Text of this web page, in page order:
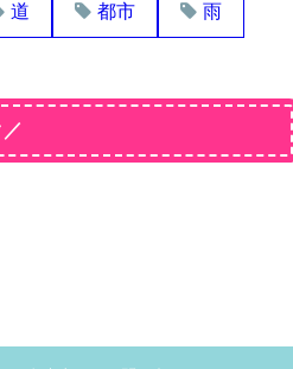
道 都市 雨